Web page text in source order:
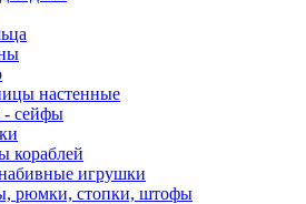
настенные
сейфы
кораблей
игрушки
рюмки, стопки, штофы